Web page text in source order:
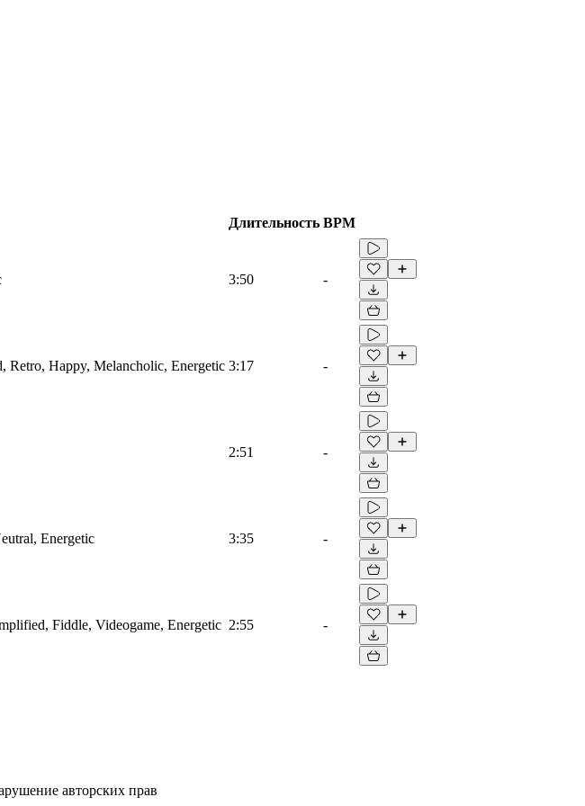
Длительность BPM
3:50 -
Retro, Happy, Melancholic, Energetic 3:17 -
2:51 -
Energetic 3:35 -
Fiddle, Videogame, Energetic 2:55 -
авторских прав